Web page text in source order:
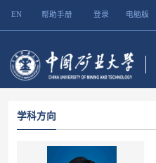
EN 帮助手册 登录 电脑版
学科方向